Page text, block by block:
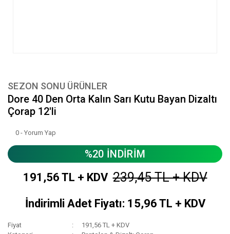
SEZON SONU ÜRÜNLER
Dore 40 Den Orta Kalın Sarı Kutu Bayan Dizaltı
Çorap 12'li
0 - Yorum Yap
%20 İNDİRİM
191,56 TL + KDV 239,45 TL + KDV
İndirimli Adet Fiyatı: 15,96 TL + KDV
Fiyat
191,56 TL + KDV